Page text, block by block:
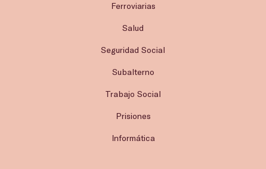
Ferroviarias
Salud
Seguridad Social
Subalterno
Trabajo Social
Prisiones
Informática